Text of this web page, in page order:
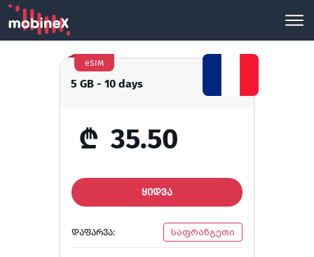
5 GB - 10 days
eSIM
₾ 35.50
ᲧᲘᲓᲕᲐ
ᲓᲐᲤᲐᲠᲕᲐ: საფრანგეთი